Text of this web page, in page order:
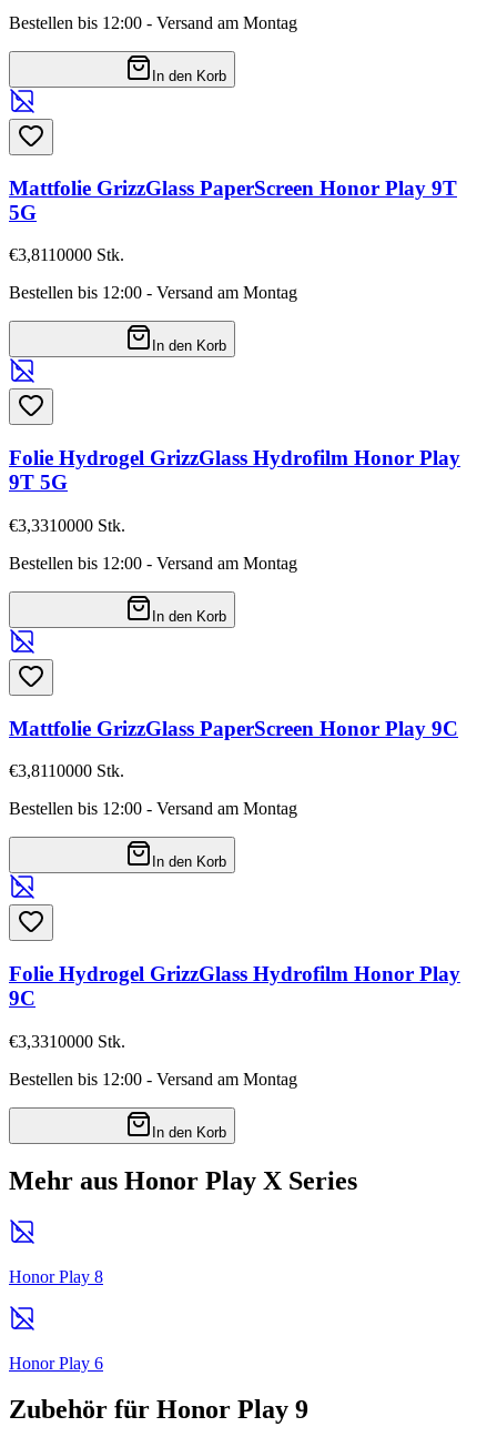
Bestellen bis 12:00 - Versand am Montag
In den Korb
Mattfolie GrizzGlass PaperScreen Honor Play 9T
5G
€3,8110000 Stk.
Bestellen bis 12:00 - Versand am Montag
In den Korb
Folie Hydrogel GrizzGlass Hydrofilm Honor Play
9T 5G
€3,3310000 Stk.
Bestellen bis 12:00 - Versand am Montag
In den Korb
Mattfolie GrizzGlass PaperScreen Honor Play 9C
€3,8110000 Stk.
Bestellen bis 12:00 - Versand am Montag
In den Korb
Folie Hydrogel GrizzGlass Hydrofilm Honor Play
9C
€3,3310000 Stk.
Bestellen bis 12:00 - Versand am Montag
In den Korb
Mehr aus Honor Play X Series
Honor Play 8
Honor Play 6
Zubehör für Honor Play 9